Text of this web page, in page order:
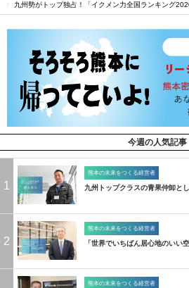
九州勢がトップ独占！「イクメン力全国ランキング
今週の人気記事
1
熊本の未来をつくる経営者
九州トップクラスの青果仲卸と
2
熊本の未来をつくる経営者
「世界でいちばん居心地のいい
熊本の未来をつくる経営者